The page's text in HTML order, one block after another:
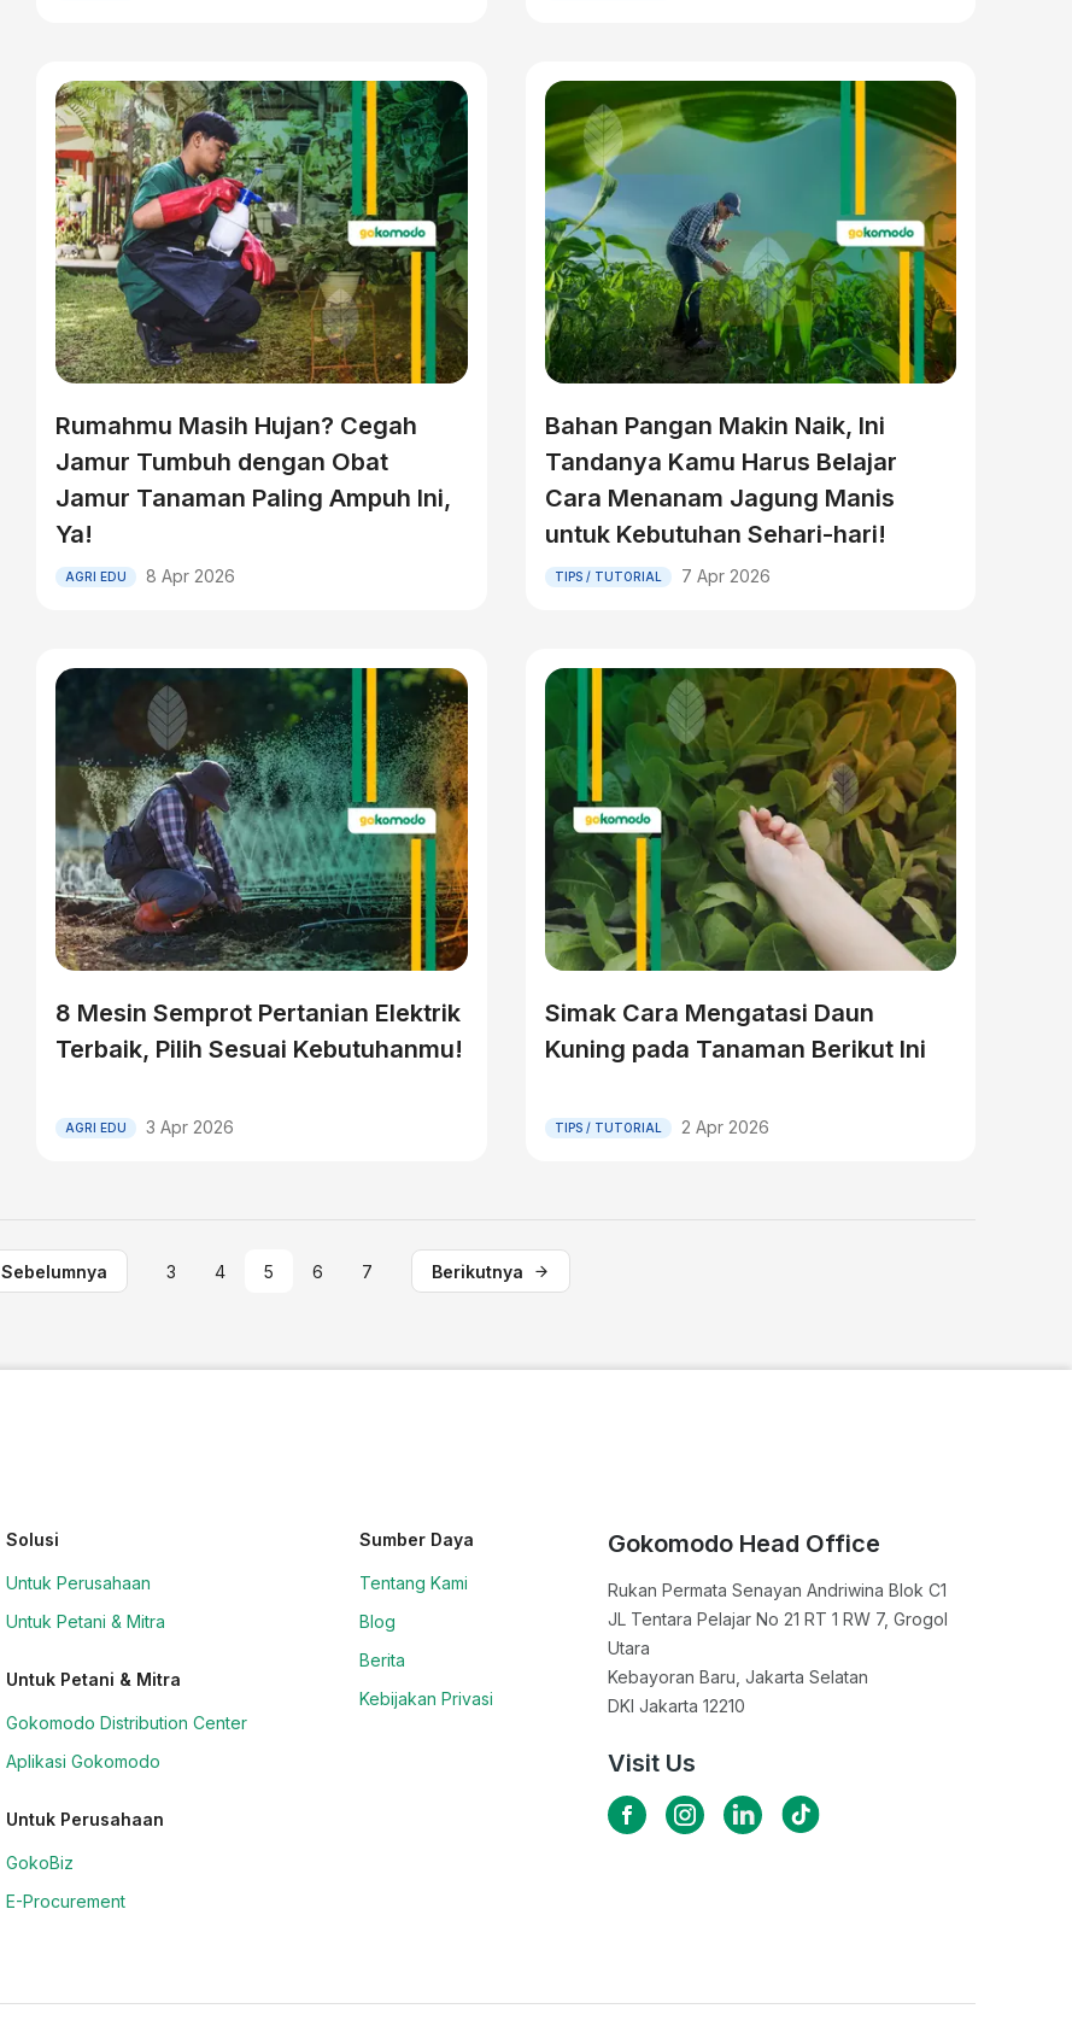
Rumahmu Masih Hujan? Cegah
Jamur Tumbuh dengan Obat
Jamur Tanaman Paling Ampuh Ini,
Ya!
AGRI EDU 8 Apr 2026
Bahan Pangan Makin Naik, Ini
Tandanya Kamu Harus Belajar
Cara Menanam Jagung Manis
untuk Kebutuhan Sehari-hari!
TIPS / TUTORIAL 7 Apr 2026
8 Mesin Semprot Pertanian Elektrik
Terbaik, Pilih Sesuai Kebutuhanmu!
AGRI EDU 3 Apr 2026
Simak Cara Mengatasi Daun
Kuning pada Tanaman Berikut Ini
TIPS / TUTORIAL 2 Apr 2026
Sebelumnya 3 4 5 6 7 Berikutnya
Solusi
Untuk Perusahaan
Untuk Petani & Mitra
Untuk Petani & Mitra
Gokomodo Distribution Center
Aplikasi Gokomodo
Untuk Perusahaan
GokoBiz
E-Procurement
Sumber Daya
Tentang Kami
Blog
Berita
Kebijakan Privasi
Gokomodo Head Office
Rukan Permata Senayan Andriwina Blok C1
JL Tentara Pelajar No 21 RT 1 RW 7, Grogol
Utara
Kebayoran Baru, Jakarta Selatan
DKI Jakarta 12210
Visit Us